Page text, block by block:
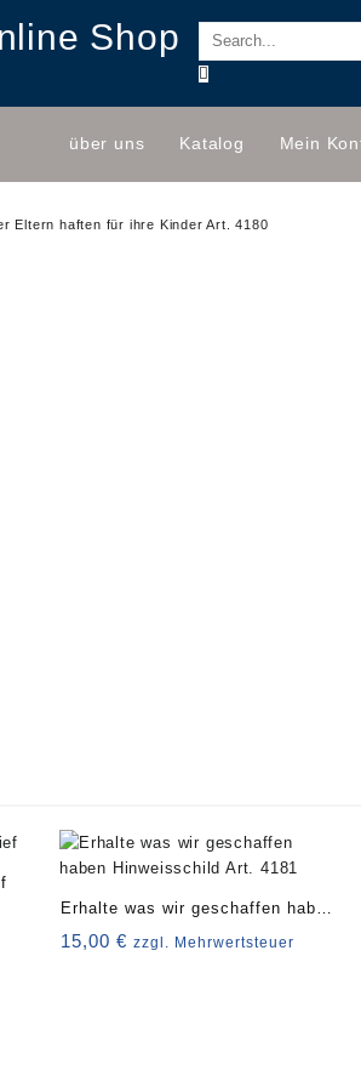
Shop
über uns Katalog Mein
Eltern haften für ihre Kinder Art. 4180
Erhalte was wir geschaffen haben
Hinweisschild Art. 4181
15,00€ zzgl. Mehrwertsteuer